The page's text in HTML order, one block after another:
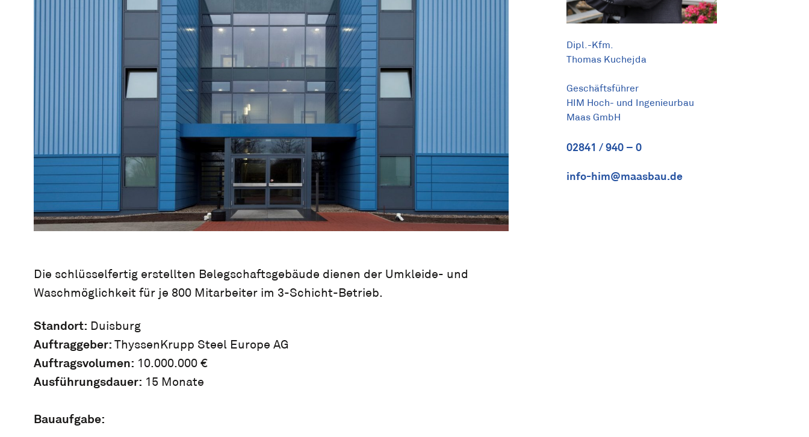
Die schlüsselfertig erstellten Belegschaftsgebäude dienen der Umkleide- und
Waschmöglichkeit für je 800 Mitarbeiter im 3-Schicht-Betrieb.
Standort: Duisburg
Auftraggeber: ThyssenKrupp Steel Europe AG
Auftragsvolumen: 10.000.000 €
Ausführungsdauer: 15 Monate
Bauaufgabe:
Dipl.-Kfm.
Thomas Kuchejda
Geschäftsführer
HIM Hoch- und Ingenieurbau
Maas GmbH
02841 / 940 – 0
info-him@maasbau.de